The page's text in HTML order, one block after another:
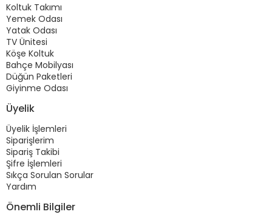
Koltuk Takımı
Yemek Odası
Yatak Odası
TV Ünitesi
Köşe Koltuk
Bahçe Mobilyası
Düğün Paketleri
Giyinme Odası
Üyelik
Üyelik İşlemleri
Siparişlerim
Sipariş Takibi
Şifre İşlemleri
Sıkça Sorulan Sorular
Yardım
Önemli Bilgiler